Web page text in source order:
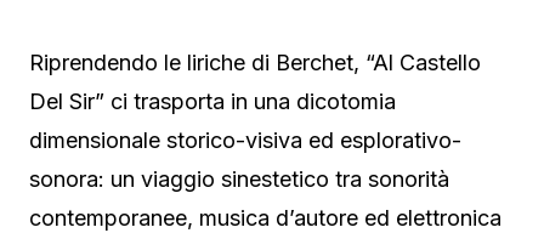
Riprendendo le liriche di Berchet, “Al Castello
Del Sir” ci trasporta in una dicotomia
dimensionale storico-visiva ed esplorativo-
sonora: un viaggio sinestetico tra sonorità
contemporanee, musica d’autore ed elettronica